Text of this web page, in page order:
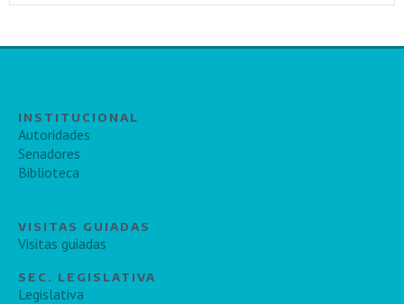
INSTITUCIONAL
Autoridades
Senadores
Biblioteca
VISITAS GUIADAS
Visitas guiadas
SEC. LEGISLATIVA
Legislativa